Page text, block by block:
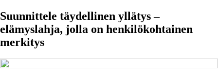
Suunnittele täydellinen yllätys –
elämyslahja, jolla on henkilökohtainen
merkitys